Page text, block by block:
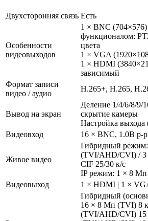
Двухсторонняя связь Есть
Особенности
видеовыходов
1 × BNC
функционалом:
цвета
1 × VGA
1 × HDMI
зависимый
Формат записи
видео / аудио
H.265+, H.265,
Вывод на экран
Деление 1/4/6/8/9/
скрытие камеры
Настройка выхода
Видеовход
16 × BNC, 1.0В p-
Живое видео
Гибридный
(TVI/AHD/CVI) / 3
CIF 25/30 к/с
IP режим: 1 × 8 Мп
Видеовыход
1 × HDMI | 1 ×
Гибридный
16 × 8 Мп (TVI) 8
(TVI/AHD/CVI) 15